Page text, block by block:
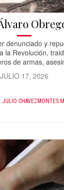
denunciado y
la Revolución,
de armas,
JULIO 17, 2026
JULIO CHAVEZMONTES